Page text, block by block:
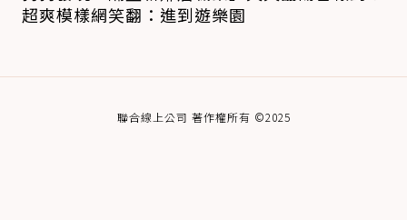
超爽模樣網笑翻：進到遊樂園
聯合線上公司 著作權所有 ©2025